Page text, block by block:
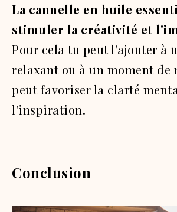
La cannelle en huile
stimuler la créativité et
Pour cela tu peut l'ajouter à
relaxant ou à un moment de
peut favoriser la clarté
l'inspiration.
Conclusion